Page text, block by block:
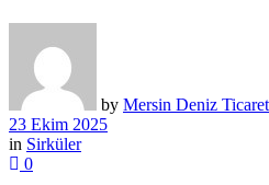
by Mersin Deniz Ticaret
23 Ekim 2025
in Sirküler
0